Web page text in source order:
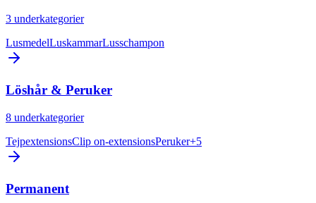
3 underkategorier
LusmedelLuskammarLusschampon
Löshår & Peruker
8 underkategorier
TejpextensionsClip on-extensionsPeruker+5
Permanent